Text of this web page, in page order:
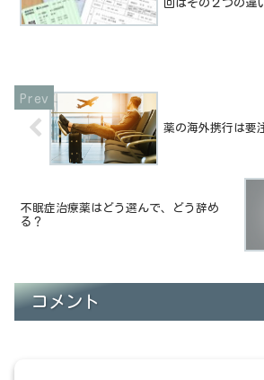
回はその２つの違
薬の海外携行は要
不眠症治療薬はどう選んで、どう辞め
る？
コメント